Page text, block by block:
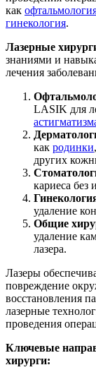
как
гинекология.
Лазерные
знаниями и
лечения
LASIK для
как родинки,
других
кариеса без
удаление
Общие
удаление
лазера.
Лазеры
повреждение
восстановления
лазерные
проведения
Ключевые
хирурги: